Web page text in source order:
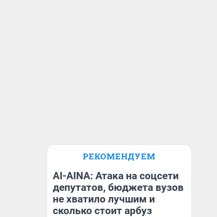
РЕКОМЕНДУЕМ
AI-AINA: Атака на соцсети
депутатов, бюджета вузов
не хватило лучшим и
сколько стоит арбуз